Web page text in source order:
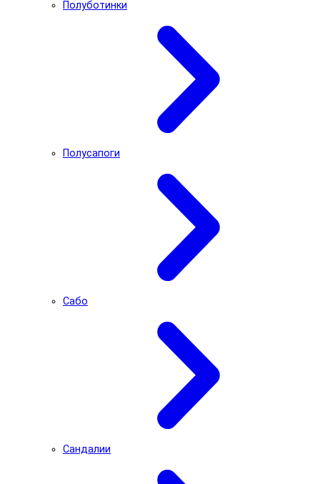
Полуботинки
Полусапоги
Сабо
Сандалии